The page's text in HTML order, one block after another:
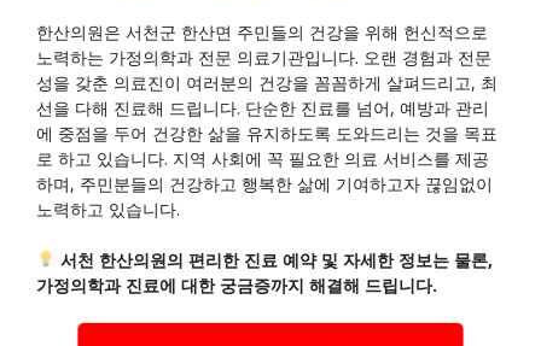
한산의원은 서천군 한산면 주민들의 건강을 위해 헌신적으로
노력하는 가정의학과 전문 의료기관입니다. 오랜 경험과 전문
성을 갖춘 의료진이 여러분의 건강을 꼼꼼하게 살펴드리고, 최
선을 다해 진료해 드립니다. 단순한 진료를 넘어, 예방과 관리
에 중점을 두어 건강한 삶을 유지하도록 도와드리는 것을 목표
로 하고 있습니다. 지역 사회에 꼭 필요한 의료 서비스를 제공
하며, 주민분들의 건강하고 행복한 삶에 기여하고자 끊임없이
노력하고 있습니다.
서천 한산의원의 편리한 진료 예약 및 자세한 정보는 물론,
가정의학과 진료에 대한 궁금증까지 해결해 드립니다.